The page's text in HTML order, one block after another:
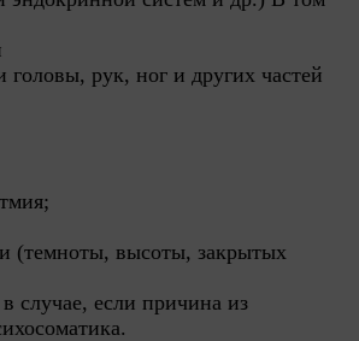
рук, ног и других частей
(темноты, высоты, закрытых
случае, если причина из